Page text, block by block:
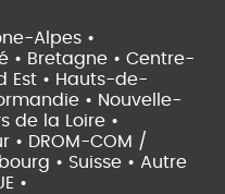
Alpes •
• Bretagne • Centre-
Est • Hauts-de-
• Nouvelle-
de la Loire •
• DROM-COM /
• Suisse • Autre
•